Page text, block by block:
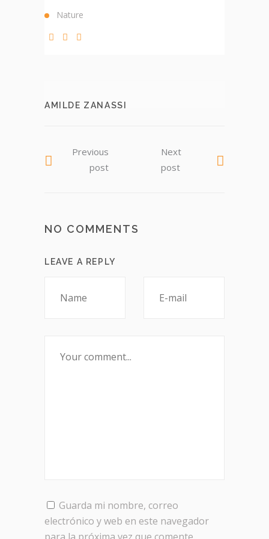
Nature
AMILDE ZANASSI
Previous
post
Next
post
NO COMMENTS
LEAVE A REPLY
Guarda mi nombre, correo
electrónico y web en este navegador